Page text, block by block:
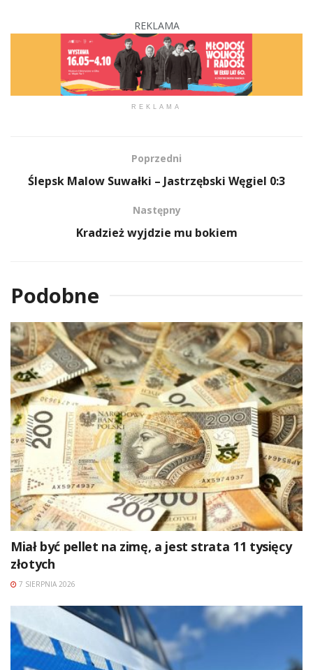
REKLAMA
REKLAMA
Poprzedni
Ślepsk Malow Suwałki – Jastrzębski Węgiel 0:3
Następny
Kradzież wyjdzie mu bokiem
Podobne
Miał być pellet na zimę, a jest strata 11 tysięcy
złotych
7 SIERPNIA 2026